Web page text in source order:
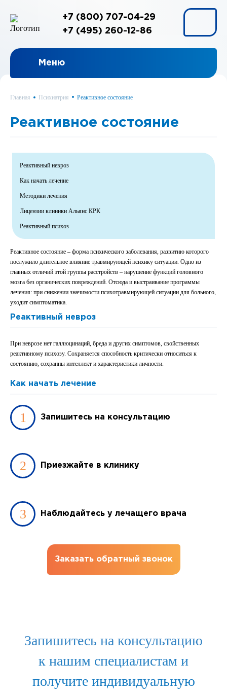
+7 (800) 707-04-29
+7 (495) 260-12-86
Меню
Главная Психиатрия Реактивное состояние
Реактивное состояние
Реактивный невроз
Как начать лечение
Методики лечения
Лицензии клиники Альянс КРК
Реактивный психоз
Реактивное состояние – форма психического заболевания, развитию которого
послужило длительное влияние травмирующей психику ситуации. Одно из
главных отличий этой группы расстройств – нарушение функций головного
мозга без органических повреждений. Отсюда и выстраивание программы
лечения: при снижении значимости психотравмирующей ситуации для больного,
уходит симптоматика.
Реактивный невроз
При неврозе нет галлюцинаций, бреда и других симптомов, свойственных
реактивному психозу. Сохраняется способность критически относиться к
состоянию, сохранны интеллект и характеристики личности.
Как начать лечение
Запишитесь на консультацию
Приезжайте в клинику
Наблюдайтесь у лечащего врача
Заказать обратный звонок
Запишитесь на консультацию
к нашим специалистам и
получите индивидуальную